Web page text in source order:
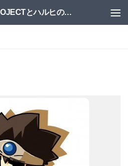
すてらーしぇる｜東方PROJECTとハルヒの二次創作サイト